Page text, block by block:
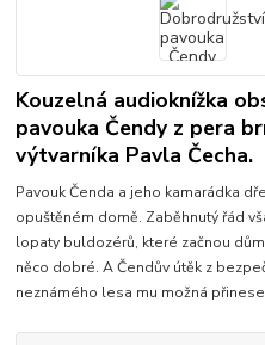
Kouzelná audioknížka
pavouka Čendy z pera
výtvarníka Pavla Čecha.
Pavouk Čenda a jeho kamarádka
opuštěném domě. Zaběhnutý řád
lopaty buldozérů, které začnou
něco dobré. A Čendův útěk z
neznámého lesa mu možná přinese